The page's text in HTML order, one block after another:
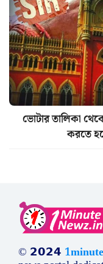
ভোটার তালিকা
করতে
© 𝟮𝟬𝟮𝟰